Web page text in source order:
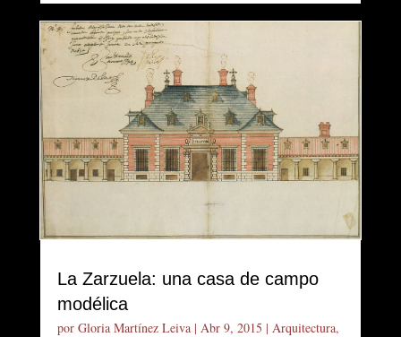
La Zarzuela: una casa de campo
modélica
por Gloria Martínez Leiva| Abr 9, 2015 | Arquitectura,